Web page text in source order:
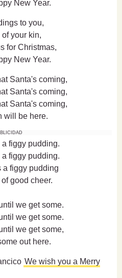
New Year.
to you,
your kin,
for Christmas,
New Year.
Santa's coming,
Santa's coming,
Santa's coming,
will be here.
figgy pudding.
figgy pudding.
a figgy pudding
good cheer.
we get some.
we get some.
we get some,
out here.
We wish you a Merry